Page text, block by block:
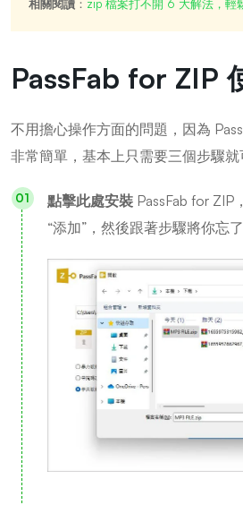
相關閱讀 ： zip 檔案打不開 6 大解法，輕
PassFab for ZIP
不用擔心操作方面的問題，因為
非常簡單，基本上只需要三個步驟就
點擊此處安裝 PassFab for ZIP
“添加”，然後跟著步驟將你忘